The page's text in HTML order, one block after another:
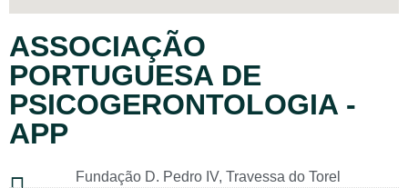
ASSOCIAÇÃO
PORTUGUESA DE
PSICOGERONTOLOGIA -
APP
Fundação D. Pedro IV, Travessa do Torel